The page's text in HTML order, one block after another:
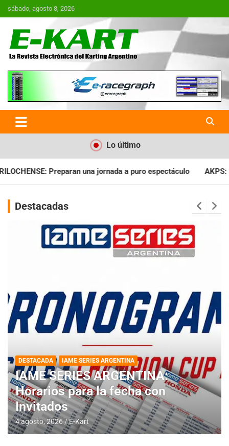
Saltar
al
sábado, agosto 8, 2026
E-Kart.com.ar | La Revista
Electrónica del Karting en
Argentina
Lo último
a puro espectáculo AKPS: Intervino la IGJ y oficializó el
Destacadas
DESTACADA IAME SERIES ARGENTINA
IAME SERIES ARGENTINA:
Horarios para la fecha con
Invitados
4 agosto, 2026 E-Kart